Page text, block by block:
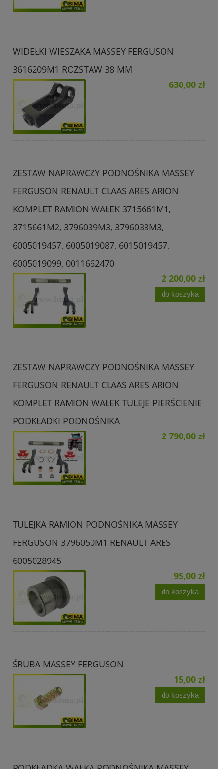
WIDEŁKI WIESZAKA MASSEY FERGUSON
3616209M1 ROZSTAW 38 MM
630,00 zł
ZESTAW NAPRAWCZY PODNOŚNIKA MASSEY
FERGUSON RENAULT CLAAS ARES ARION
KOMPLET RAMION WAŁEK 3715661M1,
3715661M2, 3796039M3, 3796038M3,
6005019457, 6005019087, 6015019457,
6005019099, 0011662470
2 200,00 zł
do koszyka
ZESTAW NAPRAWCZY PODNOŚNIKA MASSEY
FERGUSON RENAULT CLAAS ARES ARION
KOMPLET RAMION WAŁEK TULEJE PIERŚCIENIE
PODKŁADKI PODNOŚNIKA
2 790,00 zł
TULEJKA RAMION PODNOŚNIKA MASSEY
FERGUSON 3796050M1 RENAULT ARES
6005028945
95,00 zł
do koszyka
ŚRUBA MASSEY FERGUSON
15,00 zł
do koszyka